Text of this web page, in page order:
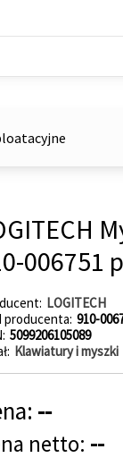
006751
LOGITECH
producenta 910-
5099206105089
Klawiatury i myszki
--
netto: --